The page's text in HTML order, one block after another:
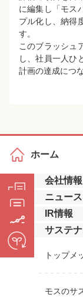
に編集し「モス
プル化し、納得
す。
このブラッシュ
し、社員一人ひ
計画の達成につ
ホーム
会社情報
ニュー
IR情報
サステ
トップメ
モスのサ